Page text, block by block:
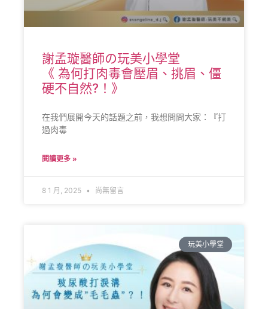
謝孟璇醫師の玩美小學堂
《 為何打肉毒會壓眉、挑眉、僵
硬不自然?！》
在我們展開今天的話題之前，我想問問大家：『打
過肉毒
閱讀更多 »
8 1 月, 2025 尚無留言
玩美小學堂